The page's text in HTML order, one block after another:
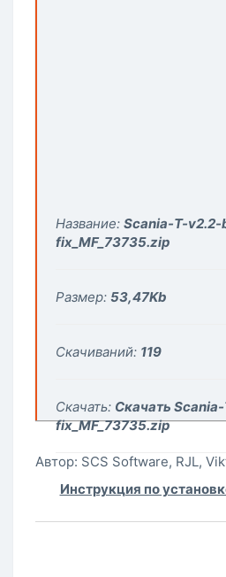
Название: Scania-T-
fix_MF_73735.zip
Размер: 53,47Kb
Скачиваний: 119
Скачать: Скачать
fix_MF_73735.zip
Автор: SCS Software, RJL,
Инструкция по